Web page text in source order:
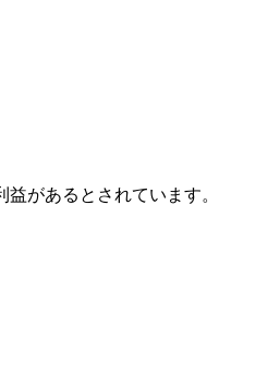
があるとされています。